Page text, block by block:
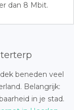
dan 8 Mbit.
beneden veel
Belangrijk:
in je stad.